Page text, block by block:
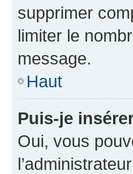
supprimer
limiter le
message.
Haut
Puis-je
Oui, vous